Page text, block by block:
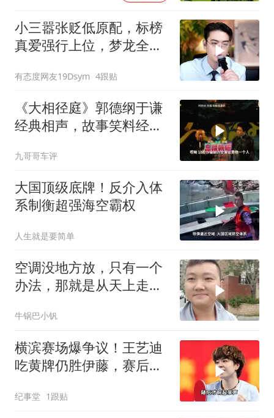
小三嚣张贬低原配，标榜
真爱强行上位，梦龙全程
有态度网友19Dsym 4跟贴
《大相径庭》郭德纲于谦
经典相声，故事笑料经典
九哥哥车评
大国顶级底牌！反介入体
系制衡超强海空霸权
人生就是要简单
空调没地方放，只有一个
办法，那就是从天上走，
牛锅巴小钒
横滨赛场爆争议！王艺迪
吃黄牌仍胜伊藤，赛后一
纪事堂 1跟贴